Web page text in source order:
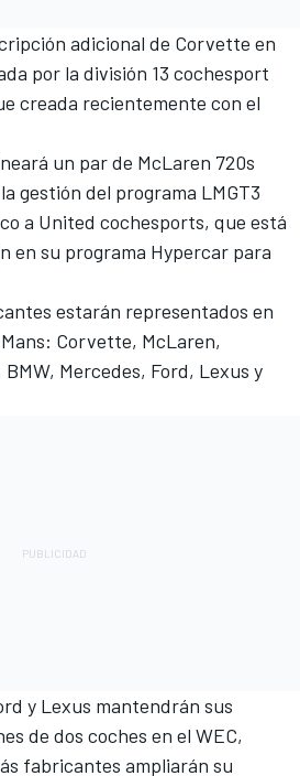
adicional de Corvette en
por la división 13 cochesport
creada recientemente con el
un par de McLaren 720s
gestión del programa LMGT3
a United cochesports, que está
en su programa Hypercar para
estarán representados en
Corvette, McLaren,
Mercedes, Ford, Lexus y
y Lexus mantendrán sus
de dos coches en el WEC,
fabricantes ampliarán su